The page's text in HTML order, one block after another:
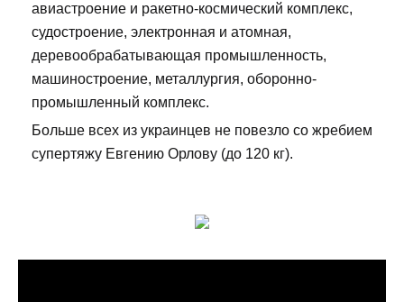
авиастроение и ракетно-космический комплекс,
судостроение, электронная и атомная,
деревообрабатывающая промышленность,
машиностроение, металлургия, оборонно-
промышленный комплекс.
Больше всех из украинцев не повезло со жребием
супертяжу Евгению Орлову (до 120 кг).